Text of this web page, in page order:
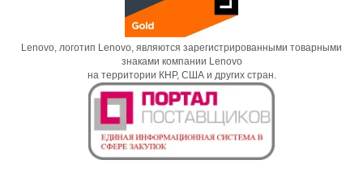
Lenovo, логотип Lenovo, являются зарегистрированными товарными
знаками компании Lenovo
на территории КНР, США и других стран.